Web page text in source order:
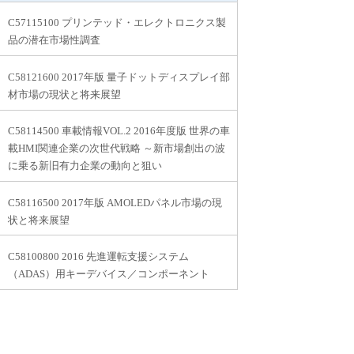
C57115100 プリンテッド・エレクトロニクス製
品の潜在市場性調査
C58121600 2017年版 量子ドットディスプレイ部
材市場の現状と将来展望
C58114500 車載情報VOL.2 2016年度版 世界の車
載HMI関連企業の次世代戦略 ～新市場創出の波
に乗る新旧有力企業の動向と狙い
C58116500 2017年版 AMOLEDパネル市場の現
状と将来展望
C58100800 2016 先進運転支援システム
（ADAS）用キーデバイス／コンポーネント